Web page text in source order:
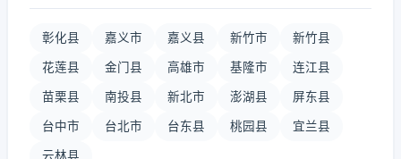
彰化县 嘉义市 嘉义县 新竹市 新竹县
花莲县 金门县 高雄市 基隆市 连江县
苗栗县 南投县 新北市 澎湖县 屏东县
台中市 台北市 台东县 桃园县 宜兰县
云林县